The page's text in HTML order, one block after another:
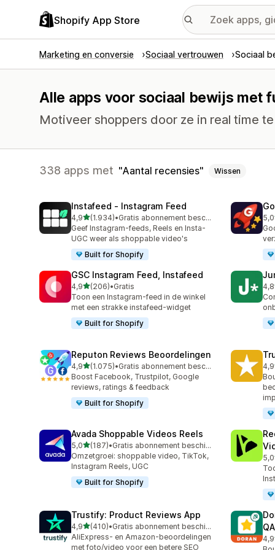
Shopify App Store
Marketing en conversie Sociaal vertrouwen Sociaal
Alle apps voor sociaal bewijs met
Motiveer shoppers door ze in real time
338 apps met Aantal recensies Wissen
Instafeed ‑ Instagram Feed
4,9van 5 sterren
(1.934)
1934 recensies in totaal
•
Gratis abonnement beschikbaar
Geef Instagram-feeds, Reels en Insta-
UGC weer als shoppable video's
Built for Shopify
5,0
GSC Instagram Feed, Instafeed
4,9van 5 sterren
(206)
206 recensies in totaal
•Gratis
Toon een Instagram-feed in de winkel
met een strakke instafeed-widget
Built for Shopify
4,8
Reputon Reviews Beoordelingen
4,9van 5 sterren
(1.075)
1075 recensies in totaal
•
Gratis abonnement beschikbaar
Boost Facebook, Trustpilot, Google
reviews, ratings & feedback
Built for Shopify
4,9
Avada Shoppable Videos Reels
5,0van 5 sterren
(187)
187 recensies in totaal
•
Gratis abonnement beschikbaar
Omzetgroei: shoppable video, TikTok,
Instagram Reels, UGC
Built for Shopify
5,0
Trustify: Product Reviews App
4,9van 5 sterren
(410)
410 recensies in totaal
•
Gratis abonnement beschikbaar
AliExpress- en Amazon-beoordelingen
met foto/video voor een betere SEO
QA
4,9